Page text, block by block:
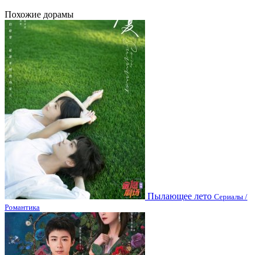
Похожие дорамы
Пылающее лето Сериалы /
Романтика